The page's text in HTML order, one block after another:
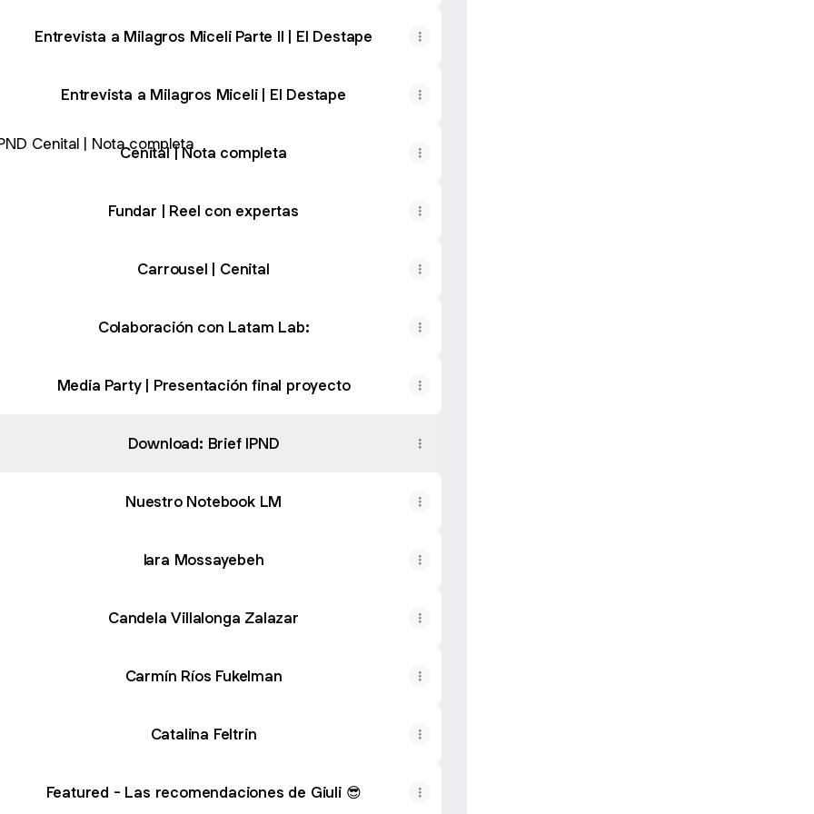
Entrevista a Milagros Miceli Parte II | El Destape
Entrevista a Milagros Miceli | El Destape
Cenital | Nota completa
Fundar | Reel con expertas
Carrousel | Cenital
Colaboración con Latam Lab:
Media Party | Presentación final proyecto
Download: Brief IPND
Nuestro Notebook LM
Iara Mossayebeh
Candela Villalonga Zalazar
Carmín Ríos Fukelman
Catalina Feltrin
Featured - Las recomendaciones de Giuli 😎